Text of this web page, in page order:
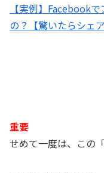
【実例】Facebook
の？【驚いたらシェア
重要
せめて一度は、この